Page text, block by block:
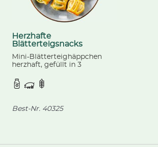
Herzhafte
Blätterteigsnacks
Mini-Blätterteighäppchen
herzhaft, gefüllt in 3
Spinat + Ricotta, Schinken +
Käse und Tomate +
Best-Nr. 40325